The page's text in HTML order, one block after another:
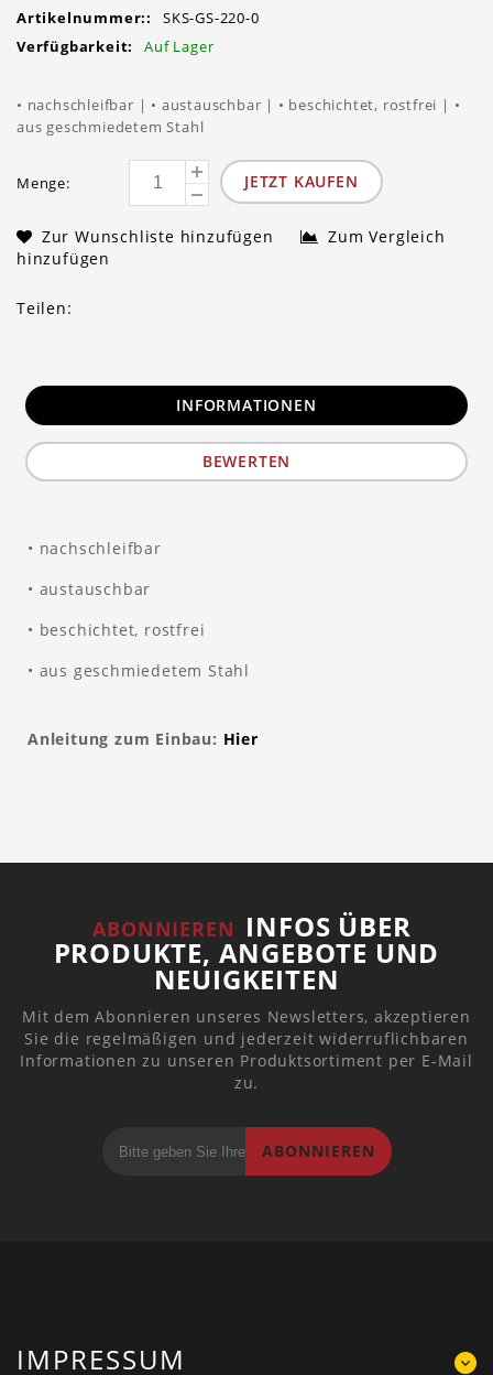
Artikelnummer::
SKS-GS-220-0
Verfügbarkeit:
Auf Lager
• nachschleifbar | • austauschbar | • beschichtet, rostfrei | •
aus geschmiedetem Stahl
Menge: JETZT KAUFEN
Zur Wunschliste hinzufügen
Zum Vergleich
hinzufügen
Teilen:
INFORMATIONEN
BEWERTEN
• nachschleifbar
• austauschbar
• beschichtet, rostfrei
• aus geschmiedetem Stahl
Anleitung zum Einbau: Hier
ABONNIEREN INFOS ÜBER
PRODUKTE, ANGEBOTE UND
NEUIGKEITEN
Mit dem Abonnieren unseres Newsletters, akzeptieren
Sie die regelmäßigen und jederzeit widerruflichbaren
Informationen zu unseren Produktsortiment per E-Mail
zu.
ABONNIEREN
IMPRESSUM